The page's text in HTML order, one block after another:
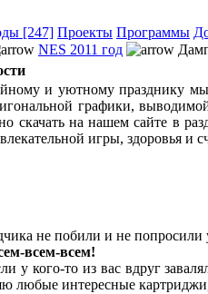
[247] Проекты Программы
NES 2011 год
и уютному празднику
графики,
скачать на нашем сайте в
игры, здоровья и
не побили и не
всем-всем!
у кого-то из вас вдруг
любые интересные